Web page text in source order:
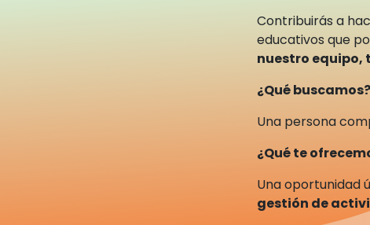
Contribuirás a
educativos que
nuestro equipo,
¿Qué buscamos?
Una persona
¿Qué te
Una oportunidad
gestión de